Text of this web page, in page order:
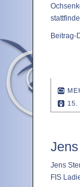
Beitrag-
15.
Jens
FIS